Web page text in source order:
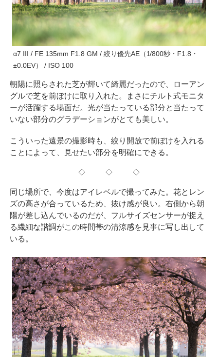
α7 III / FE 135mm F1.8 GM / 絞り優先AE（1/800秒・F1.8・
±0.0EV） / ISO 100
朝陽に照らされた芝が輝いて綺麗だったので、ローアン
グルで芝を前ぼけに取り入れた。まさにチルト式モニタ
ーが活躍する場面だ。光が当たっている部分と当たって
いない部分のグラデーションがとても美しい。
こういった遠景の撮影時も、絞り開放で前ぼけを入れる
ことによって、見せたい部分を明確にできる。
◇ ◇ ◇
同じ場所で、今度はアイレベルで撮ってみた。花とレン
ズの高さが合っているため、抜け感が良い。右側から朝
陽が差し込んでいるのだが、フルサイズセンサーが捉え
る繊細な諧調がこの時間帯の清涼感を見事に写し出して
いる。